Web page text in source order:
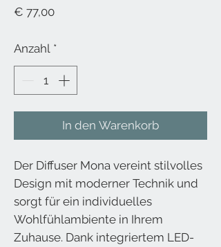
€ 77,00Preis
Anzahl *
In den Warenkorb
Der Diffuser Mona vereint stilvolles
Design mit moderner Technik und
sorgt für ein individuelles
Wohlfühlambiente in Ihrem
Zuhause. Dank integriertem LED-